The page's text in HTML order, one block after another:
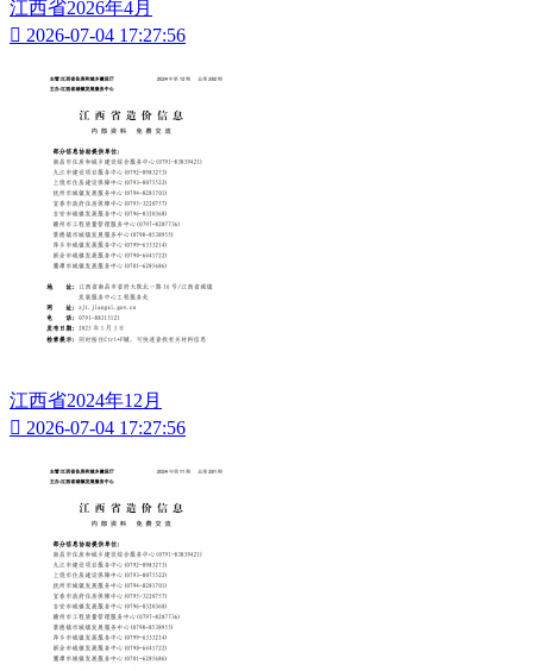
江西省2026年4月
 2026-07-04 17:27:56
江西省2024年12月
 2026-07-04 17:27:56